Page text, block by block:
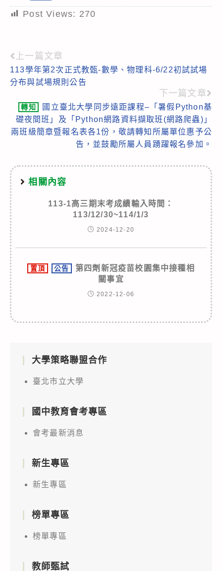
Post Views: 270
Read
more
上一篇文章
113學年第2次正式教甄-數學、物理科-6/22初試試場
分布與試場規則公告
下一篇文章
轉知
國立臺北大學同步遠距課程–「暑假Python基
礎夜間班」及「Python網路資料擷取班(網路爬蟲)」
兩班級簡章暨報名表各1份，敬請轉知所屬單位惠予公
告，並鼓勵所屬人員踴躍報名參加。
相關內容
113-1高三期末考成績輸入時間：
113/12/30~114/1/3
2024-12-20
置頂 公告
第四劑新冠疫苗校園集中接種相
關事宜
2022-12-06
大學策略聯盟合作
臺北市立大學
國中教育會考專區
會考最新消息
新生專區
新生專區
榜單專區
榜單專區
教師甄試